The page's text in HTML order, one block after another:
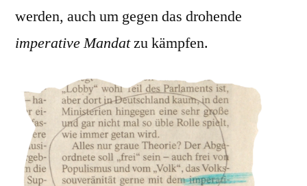
werden, auch um gegen das drohende
imperative Mandatzu kämpfen.